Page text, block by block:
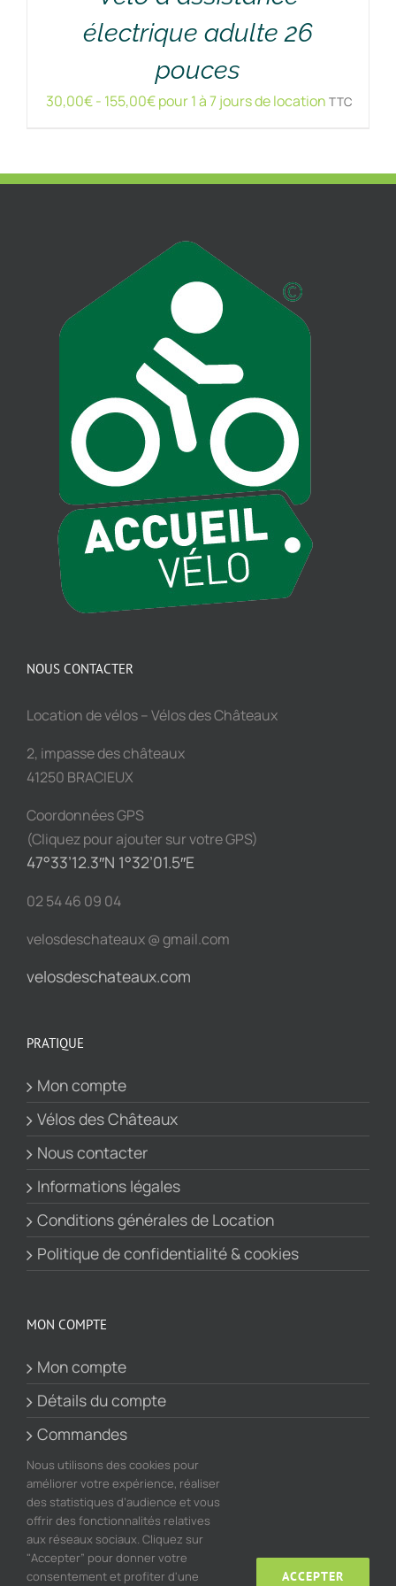
électrique adulte 26
pouces
30,00€- 155,00€pour 1 à 7 jours de location TTC
NOUS CONTACTER
Location de vélos – Vélos des Châteaux
2, impasse des châteaux
41250 BRACIEUX
Coordonnées GPS
(Cliquez pour ajouter sur votre GPS)
47°33’12.3″N 1°32’01.5″E
02 54 46 09 04
velosdeschateaux @ gmail.com
velosdeschateaux.com
PRATIQUE
Mon compte
Vélos des Châteaux
Nous contacter
Informations légales
Conditions générales de Location
Politique de confidentialité & cookies
MON COMPTE
Mon compte
Détails du compte
Commandes
Panier
Nous utilisons des cookies pour
améliorer votre expérience, réaliser
des statistiques d’audience et vous
offrir des fonctionnalités relatives
aux réseaux sociaux. Cliquez sur
"Accepter” pour donner votre
consentement et profiter d'une
ACCEPTER